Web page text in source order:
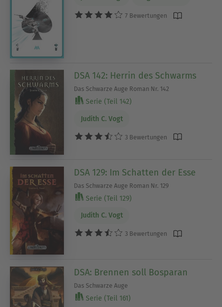
7 Bewertungen
DSA 142: Herrin des Schwarms
Das Schwarze Auge Roman Nr. 142
Serie (Teil 142)
Judith C. Vogt
3 Bewertungen
DSA 129: Im Schatten der Esse
Das Schwarze Auge Roman Nr. 129
Serie (Teil 129)
Judith C. Vogt
3 Bewertungen
DSA: Brennen soll Bosparan
Das Schwarze Auge
Serie (Teil 161)